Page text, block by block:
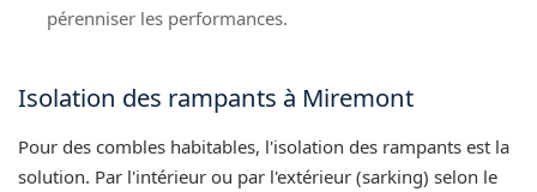
pérenniser les performances.
Isolation des rampants à Miremont
Pour des combles habitables, l'isolation des rampants est la
solution. Par l'intérieur ou par l'extérieur (sarking) selon le